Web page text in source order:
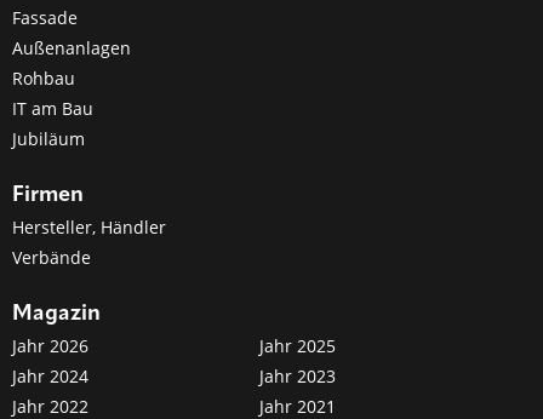
Fassade
Außenanlagen
Rohbau
IT am Bau
Jubiläum
Firmen
Hersteller, Händler
Verbände
Magazin
Jahr 2026
Jahr 2025
Jahr 2024
Jahr 2023
Jahr 2022
Jahr 2021